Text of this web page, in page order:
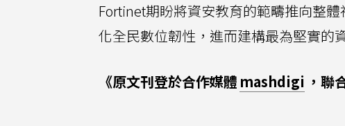
Fortinet期盼將資安教育的範疇推向整
化全民數位韌性，進而建構最為堅實的
《原文刊登於合作媒體 mashdigi ，聯